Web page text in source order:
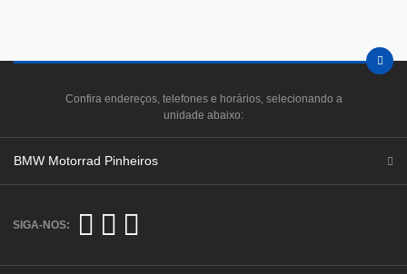
Confira endereços, telefones e horários, selecionando a
unidade abaixo:
BMW Motorrad Pinheiros
SIGA-NOS: